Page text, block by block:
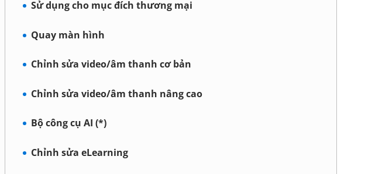
Sử dụng cho mục đích thương mại
Quay màn hình
Chỉnh sửa video/âm thanh cơ bản
Chỉnh sửa video/âm thanh nâng cao
Bộ công cụ AI (*)
Chỉnh sửa eLearning